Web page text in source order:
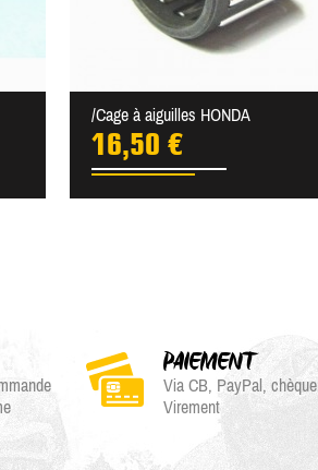
/Cage à aiguilles HONDA
16,50 €
PAIEMENT
Via CB, PayPal, chèque
Virement